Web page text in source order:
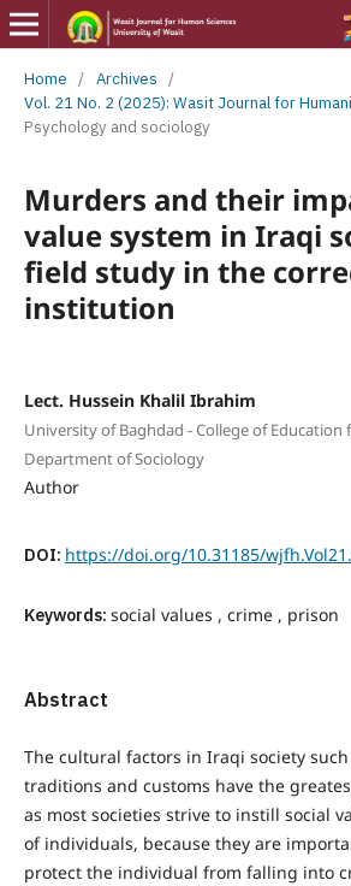
Home / Archives /
Vol. 21 No. 2 (2025): Wasit Journal for
Psychology and sociology
Murders and their
value system in Iraqi
field study in the
institution
Lect. Hussein Khalil Ibrahim
University of Baghdad - College of Education
Department of Sociology
Author
DOI: https://doi.org/10.31185/
Keywords: social values , crime , prison
Abstract
The cultural factors in Iraqi society such
traditions and customs have the
as most societies strive to instill social
of individuals, because they are
protect the individual from falling into